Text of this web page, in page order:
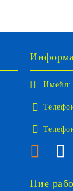
Имейл:
Ние